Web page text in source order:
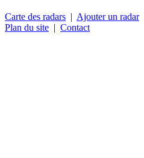
Carte des radars | Ajouter un radar
Plan du site | Contact